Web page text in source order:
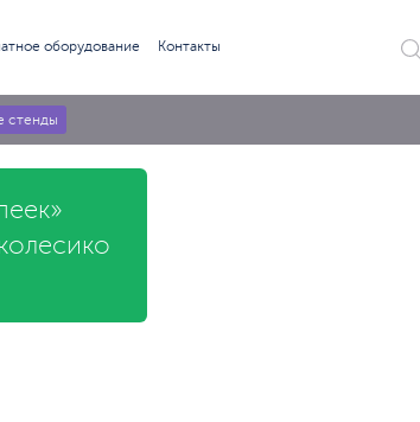
оборудование Контакты
стенды